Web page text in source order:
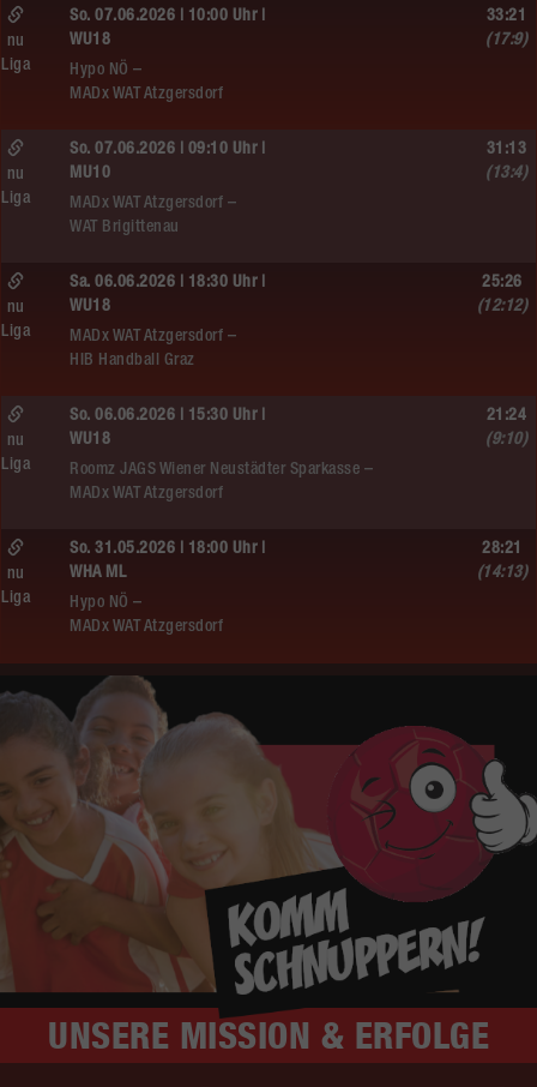
So. 07.06.2026 | 10:00 Uhr |
WU18
Hypo NÖ –
MADx WAT Atzgersdorf
nu
Liga
33:21
(17:9)
So. 07.06.2026 | 09:10 Uhr |
MU10
MADx WAT Atzgersdorf –
WAT Brigittenau
nu
Liga
31:13
(13:4)
Sa. 06.06.2026 | 18:30 Uhr |
WU18
MADx WAT Atzgersdorf –
HIB Handball Graz
nu
Liga
25:26
(12:12)
So. 06.06.2026 | 15:30 Uhr |
WU18
Roomz JAGS Wiener Neustädter Sparkasse –
MADx WAT Atzgersdorf
nu
Liga
21:24
(9:10)
So. 31.05.2026 | 18:00 Uhr |
WHA ML
Hypo NÖ –
MADx WAT Atzgersdorf
nu
Liga
28:21
(14:13)
UNSERE MISSION & ERFOLGE